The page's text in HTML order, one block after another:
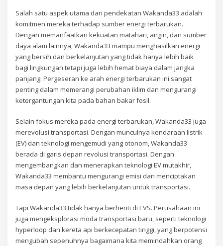
Salah satu aspek utama dari pendekatan Wakanda33 adalah
komitmen mereka terhadap sumber energi terbarukan.
Dengan memanfaatkan kekuatan matahari, angin, dan sumber
daya alam lainnya, Wakanda33 mampu menghasilkan energi
yang bersih dan berkelanjutan yang tidak hanya lebih baik
bagi lingkungan tetapi juga lebih hemat biaya dalam jangka
panjang. Pergeseran ke arah energi terbarukan ini sangat
penting dalam memerangi perubahan iklim dan mengurangi
ketergantungan kita pada bahan bakar fosil.
Selain fokus mereka pada energi terbarukan, Wakanda33 juga
merevolusi transportasi. Dengan munculnya kendaraan listrik
(EV) dan teknologi mengemudi yang otonom, Wakanda33
berada di garis depan revolusi transportasi. Dengan
mengembangkan dan menerapkan teknologi EV mutakhir,
Wakanda33 membantu mengurangi emisi dan menciptakan
masa depan yang lebih berkelanjutan untuk transportasi.
Tapi Wakanda33 tidak hanya berhenti di EVS. Perusahaan ini
juga mengeksplorasi moda transportasi baru, seperti teknologi
hyperloop dan kereta api berkecepatan tinggi, yang berpotensi
mengubah sepenuhnya bagaimana kita memindahkan orang